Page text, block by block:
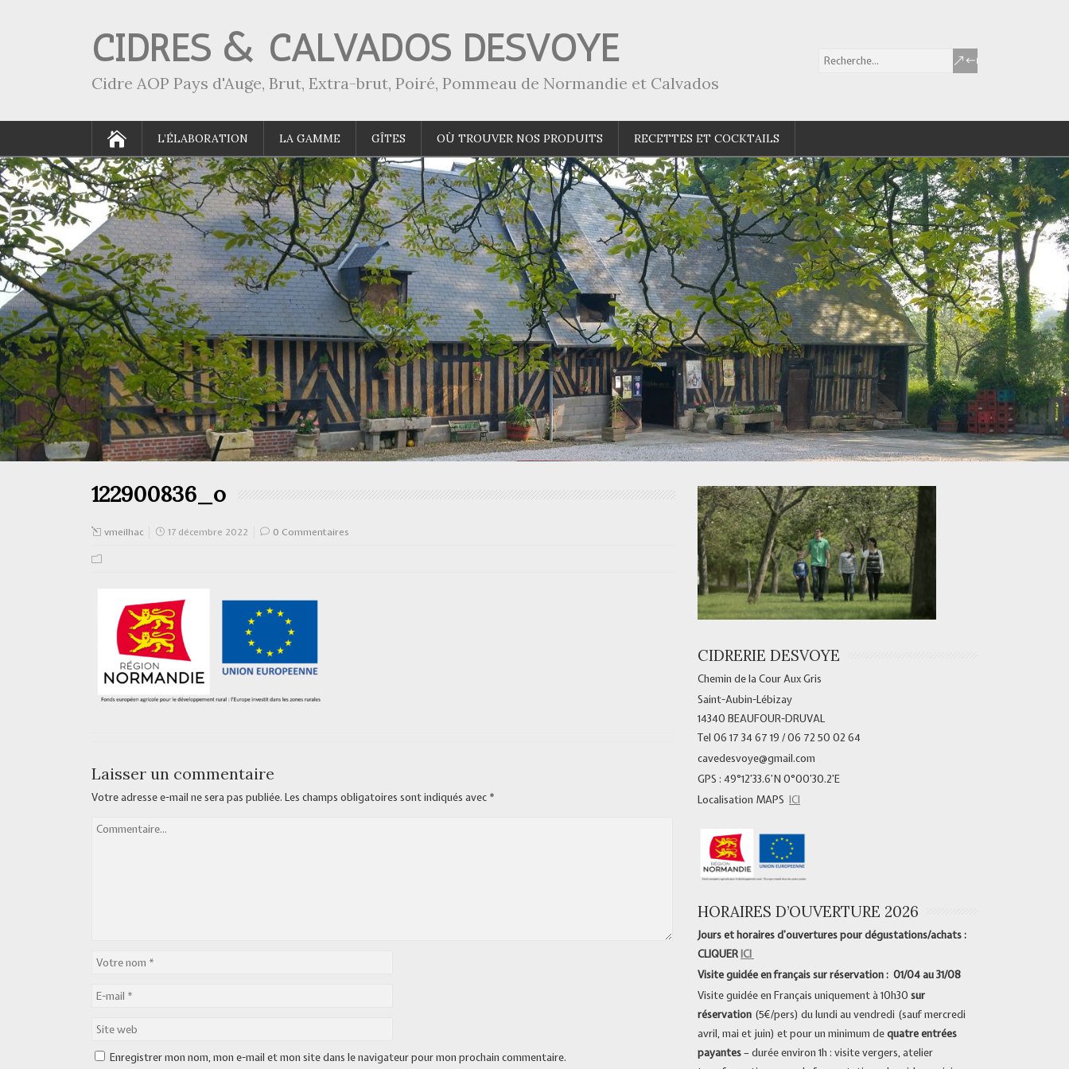
CIDRES & CALVADOS DESVOYE
Cidre AOP Pays d'Auge, Brut, Extra-brut, Poiré, Pommeau de Normandie et Calvados
L’ÉLABORATION LA GAMME GÎTES OÙ TROUVER NOS PRODUITS RECETTES ET COCKTAILS
122900836_o
vmeilhac 17 décembre 2022 0 Commentaires
Laisser un commentaire
Votre adresse e-mail ne sera pas publiée. Les champs obligatoires sont indiqués avec *
Enregistrer mon nom, mon e-mail et mon site dans le navigateur pour mon prochain commentaire.
CIDRERIE DESVOYE
Chemin de la Cour Aux Gris
Saint-Aubin-Lébizay
14340 BEAUFOUR-DRUVAL
Tel 06 17 34 67 19 / 06 72 50 02 64
cavedesvoye@gmail.com
GPS : 49°12’33.6’N 0°00’30.2’E
Localisation MAPS ICI
HORAIRES D’OUVERTURE 2026
Jours et horaires d’ouvertures pour dégustations/achats :
CLIQUER ICI
Visite guidée en français sur réservation : 01/04 au 31/08
Visite guidée en Français uniquement à 10h30 sur
réservation (5€/pers) du lundi au vendredi (sauf mercredi
avril, mai et juin) et pour un minimum dequatre entrées
payantes– durée environ 1h : visite vergers, atelier